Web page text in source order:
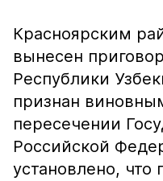
Красноярским
вынесен
Республики
признан
пересечении
Российской
установлено,